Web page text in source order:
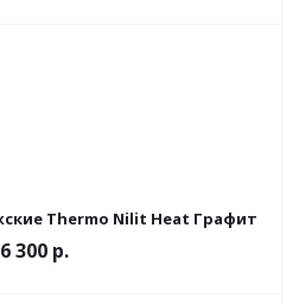
Thermo Nilit Heat Графит
6 300 р.